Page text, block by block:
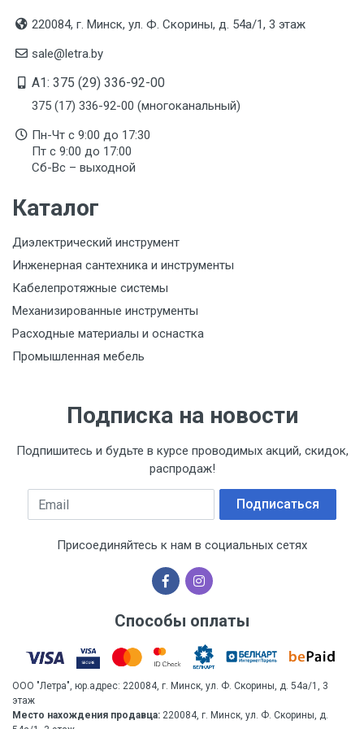
220084, г. Минск, ул. Ф. Скорины, д. 54а/1, 3 этаж
sale@letra.by
A1: 375 (29) 336-92-00
375 (17) 336-92-00 (многоканальный)
Пн-Чт с 9:00 до 17:30
Пт с 9:00 до 17:00
Сб-Вс – выходной
Каталог
Диэлектрический инструмент
Инженерная сантехника и инструменты
Кабелепротяжные системы
Механизированные инструменты
Расходные материалы и оснастка
Промышленная мебель
Подписка на новости
Подпишитесь и будьте в курсе проводимых акций, скидок,
распродаж!
Email Подписаться
Присоединяйтесь к нам в социальных сетях
Способы оплаты
ООО "Летра", юр.адрес: 220084, г. Минск, ул. Ф. Скорины, д. 54а/1, 3
этаж
Место нахождения продавца: 220084, г. Минск, ул. Ф. Скорины, д.